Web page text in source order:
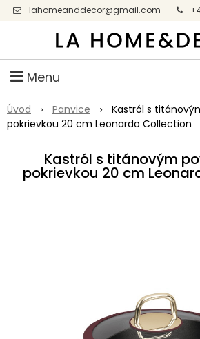
lahomeanddecor@gmail.com
Facebook
Menu
Úvod Panvice
Kastról s
pokrievkou 20 cm Leonardo Collection
Kastról s titánovým
pokrievkou 20 cm